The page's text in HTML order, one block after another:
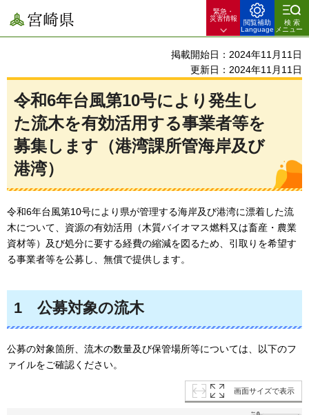
宮崎県
緊急・
災害情報
閲覧補助
Language
検索
メニュー
掲載開始日：2024年11月11日
更新日：2024年11月11日
令和6年台風第10号により発生し
た流木を有効活用する事業者等を
募集します（港湾課所管海岸及び
港湾）
令和6年台風第10号により県が管理する海岸及び港湾に漂着した流
木について、資源の有効活用（木質バイオマス燃料又は畜産・農業
資材等）及び処分に要する経費の縮減を図るため、引取りを希望す
る事業者等を公募し、無償で提供します。
1 公募対象の流木
公募の対象箇所、流木の数量及び保管場所等については、以下のフ
ァイルをご確認ください。
画面サイズで表示